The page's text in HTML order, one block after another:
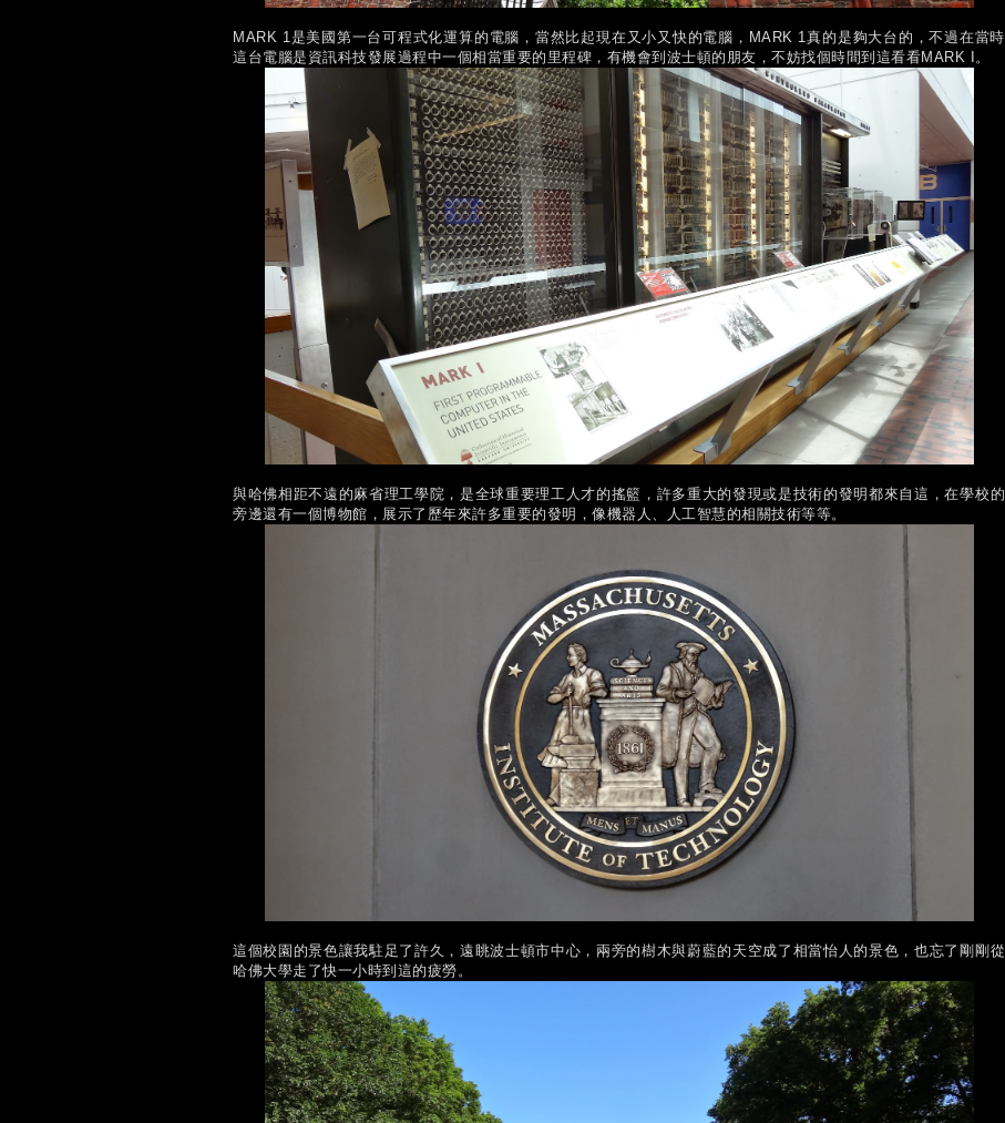
MARK 1是美國第一台可程式化運算的電腦，當然比起現在又小又快的電腦，MARK 1真的是夠大台的，不過在當時
這台電腦是資訊科技發展過程中一個相當重要的里程碑，有機會到波士頓的朋友，不妨找個時間到這看看MARK I。
與哈佛相距不遠的麻省理工學院，是全球重要理工人才的搖籃，許多重大的發現或是技術的發明都來自這，在學校的
旁邊還有一個博物館，展示了歷年來許多重要的發明，像機器人、人工智慧的相關技術等等。
這個校園的景色讓我駐足了許久，遠眺波士頓市中心，兩旁的樹木與蔚藍的天空成了相當怡人的景色，也忘了剛剛從
哈佛大學走了快一小時到這的疲勞。